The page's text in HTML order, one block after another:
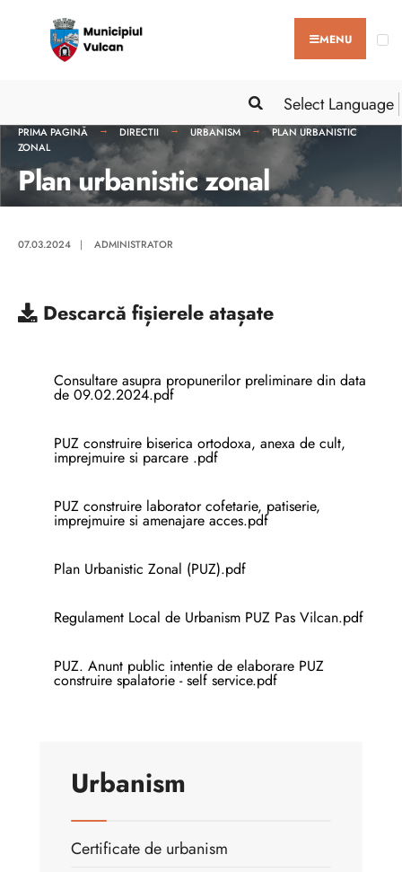
MENU
Select Language
PRIMA PAGINĂ DIRECTII URBANISM
PLAN URBANISTIC
ZONAL
Plan urbanistic zonal
07.03.2024 | ADMINISTRATOR
Descarcă fișierele atașate
Consultare asupra propunerilor preliminare din data
de 09.02.2024.pdf
PUZ construire biserica ortodoxa, anexa de cult,
imprejmuire si parcare .pdf
PUZ construire laborator cofetarie, patiserie,
imprejmuire si amenajare acces.pdf
Plan Urbanistic Zonal (PUZ).pdf
Regulament Local de Urbanism PUZ Pas Vilcan.pdf
PUZ. Anunt public intentie de elaborare PUZ
construire spalatorie - self service.pdf
Urbanism
Certificate de urbanism